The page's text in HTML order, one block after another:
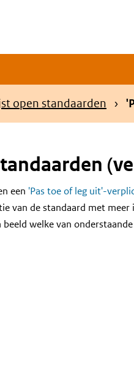
open standaarden
een 'Pas toe of leg uit'-
van de standaard met
welke van